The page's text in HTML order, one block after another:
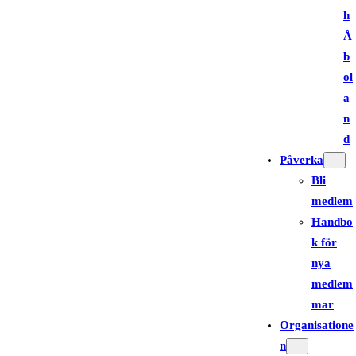
h
Å
b
ol
a
n
d
Påverka
Bli
medlem
Handbo
k för
nya
medlem
mar
Organisatione
n